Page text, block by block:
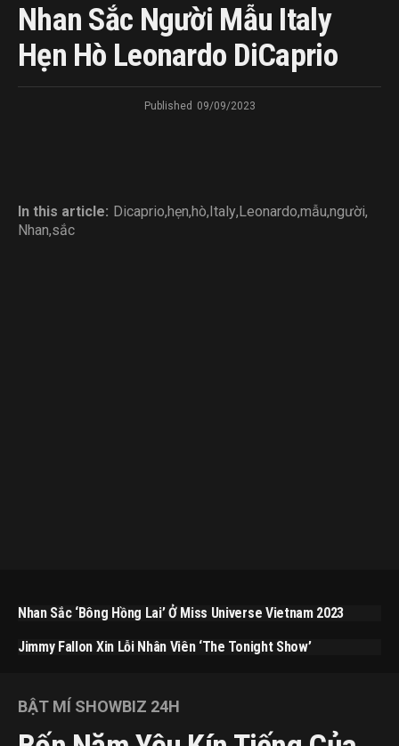
Nhan Sắc Người Mẫu Italy
Hẹn Hò Leonardo DiCaprio
Published 09/09/2023
In this article: Dicaprio,hẹn,hò,Italy,Leonardo,mẫu,người,
Nhan,sắc
Nhan Sắc ‘bông Hồng Lai’ Ở Miss Universe Vietnam 2023
Jimmy Fallon Xin Lỗi Nhân Viên ‘The Tonight Show’
BẬT MÍ SHOWBIZ 24H